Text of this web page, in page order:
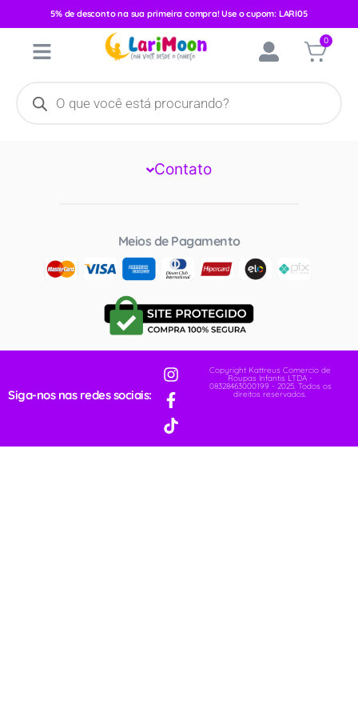
5% de desconto na sua primeira compra! Use o cupom: LARI05
0
Categoria:Essentials
Contato
Meios de Pagamento
Siga-nos nas redes sociais:
Copyright Kattreus Comercio de
Roupas Infantis LTDA -
08328463000199 - 2025. Todos os
direitos reservados.